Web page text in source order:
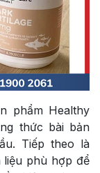
phẩm Healthy
thức bài bản
Tiếp theo là
liệu phù hợp để